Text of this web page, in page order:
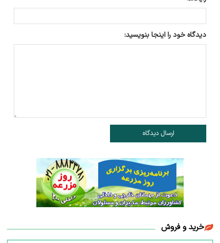
دیدگاه خود را اینجا بنویسید:
ارسال دیدگاه
خرید و فروش